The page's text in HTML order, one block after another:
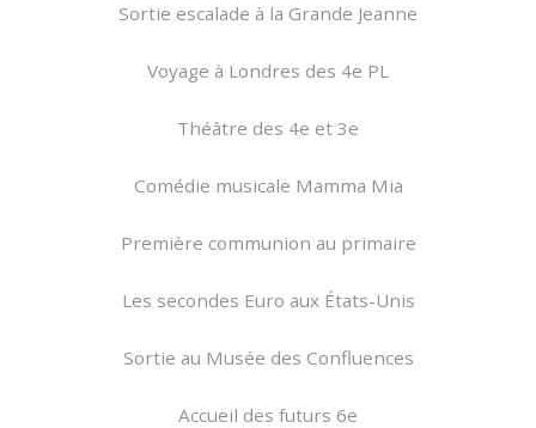
Sortie escalade à la Grande Jeanne
Voyage à Londres des 4e PL
Théâtre des 4e et 3e
Comédie musicale Mamma Mia
Première communion au primaire
Les secondes Euro aux États-Unis
Sortie au Musée des Confluences
Accueil des futurs 6e